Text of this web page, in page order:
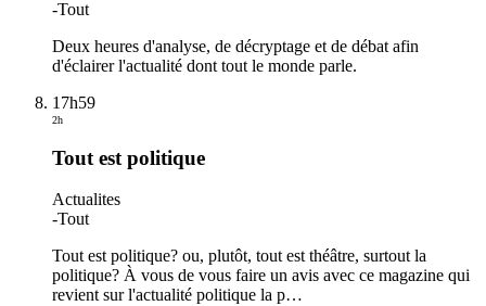
-Tout
Deux heures d'analyse, de décryptage et de débat afin
d'éclairer l'actualité dont tout le monde parle.
17h59
2h
Tout est politique
Actualites
-Tout
Tout est politique? ou, plutôt, tout est théâtre, surtout la
politique? À vous de vous faire un avis avec ce magazine qui
revient sur l'actualité politique la p…